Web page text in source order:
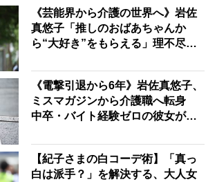
《芸能界から介護の世界へ》岩佐
真悠子「推しのおばあちゃんか
ら“大好き”をもらえる」理不尽さ
場は「愛おしい」
《電撃引退から6年》岩佐真悠子、
ミスマガジンから介護職へ転身
中卒・バイト経験ゼロの彼女が見
ながら自分らしくいられる」
【紀子さまの白コーデ術】「真っ
白は派手？」を解決する、大人女